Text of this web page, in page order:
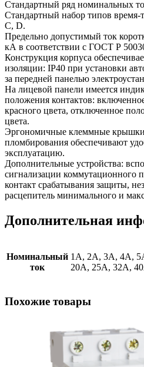
Стандартный ряд номинальных
Стандартный набор типов время-
С, D.
Предельно допустимый ток
кА в соответствии с ГОСТ Р
Конструкция корпуса
изоляции: IP40 при установки
за передней панелью
На лицевой панели имеется
положения контактов:
красного цвета, отключенное
цвета.
Эргономичные клеммные
пломбирования обеспечивают
эксплуатацию.
Дополнительные устройства:
сигнализации коммутационного
контакт срабатывания защиты,
расцепитель минимального и
Дополнительная
Номинальный
ток
1А, 2А, 3А, 4А,
20А, 25А, 32А,
Похожие товары